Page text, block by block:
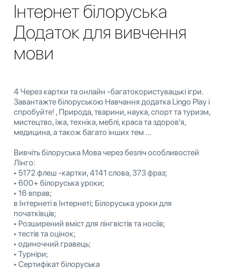
Інтернет білоруська
Додаток для вивчення
мови
4 Через картки та онлайн -багатокористувацькі ігри.
Завантажте білоруською Навчання додатка Lingo Play і
спробуйте! , Природа, тварини, наука, спорт та туризм,
мистецтво, їжа, техніка, меблі, краса та здоров'я,
медицина, а також багато інших тем ...
Вивчіть білоруська Мова через безліч особливостей
Лінго:
‣ 5172 флеш -картки, 4141 слова, 373 фраз;
‣ 600+ білоруська уроки;
‣ 16 вправ;
в Інтернеті в Інтернеті; Білоруська уроки для
початківців;
‣ Розширений вміст для лінгвістів та носіїв;
‣ тестів та оцінок;
‣ одиночний гравець;
‣ Турніри;
‣ Сертифікат білоруська